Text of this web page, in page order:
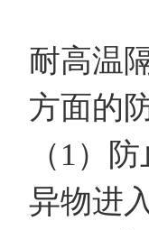
耐高温
方面的
（1）
异物进